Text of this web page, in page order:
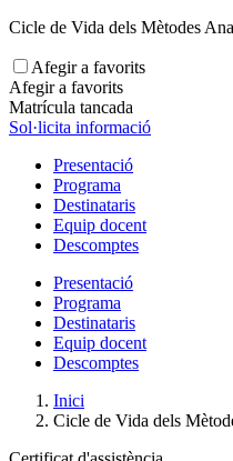
Cicle de Vida dels Mètodes
Afegir a favorits
Afegir a favorits
Matrícula tancada
Sol·licita informació
Presentació
Programa
Destinataris
Equip docent
Descomptes
Presentació
Programa
Destinataris
Equip docent
Descomptes
Inici
Cicle de Vida dels